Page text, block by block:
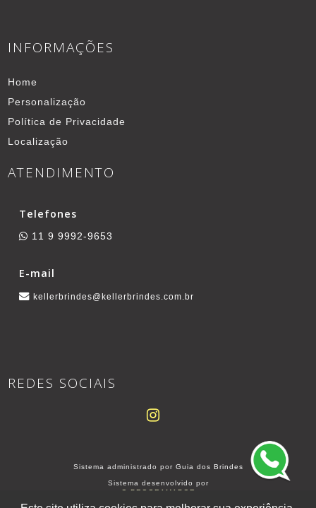
INFORMAÇÕES
Home
Personalização
Política de Privacidade
Localização
ATENDIMENTO
Telefones
11 9 9992-9653
E-mail
kellerbrindes@kellerbrindes.com.br
REDES SOCIAIS
Sistema administrado por Guia dos Brindes
Sistema desenvolvido por
O PROGRAMADOR